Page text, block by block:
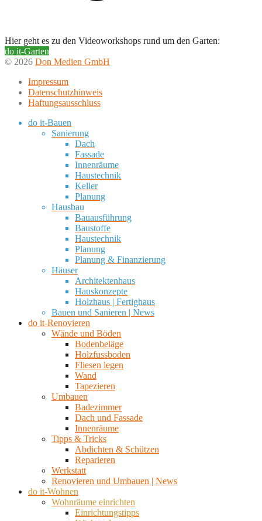
Hier geht es zu den Videoworkshops rund um den Garten:
do it-Garten
© 2026 Don Medien GmbH
Impressum
Datenschutzhinweis
Haftungsausschluss
do it-Bauen
Sanierung
Dach
Fassade
Innenräume
Haustechnik
Keller
Planung
Hausbau
Bauausführung
Baustoffe
Haustechnik
Planung
Planung & Finanzierung
Häuser
Architektenhaus
Hauskonzepte
Holzhaus | Fertighaus
Bauen und Sanieren | News
do it-Renovieren
Wände und Böden
Bodenbeläge
Holzfussboden
Fliesen legen
Wand
Tapezieren
Umbauen
Badezimmer
Dach und Fassade
Innenräume
Tipps & Tricks
Abdichten & Schützen
Reparieren
Werkstatt
Renovieren und Umbauen | News
do it-Wohnen
Wohnräume einrichten
Einrichtungstipps